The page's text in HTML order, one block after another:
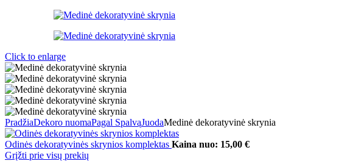
Click to enlarge
PradžiaDekoro nuomaPagal SpalvąJuodaMedinė dekoratyvinė skrynia
Odinės dekoratyvinės skrynios komplektas Kaina nuo: 15,00 €
Grįžti prie visų prekių